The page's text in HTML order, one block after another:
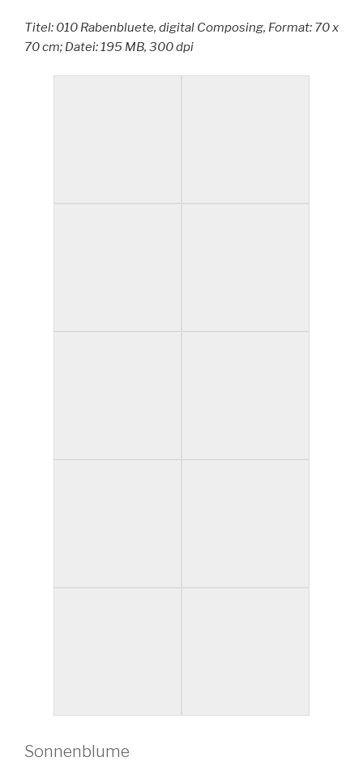
Titel: 010 Rabenbluete, digital Composing, Format: 70 x
70 cm; Datei: 195 MB, 300 dpi
Sonnenblume